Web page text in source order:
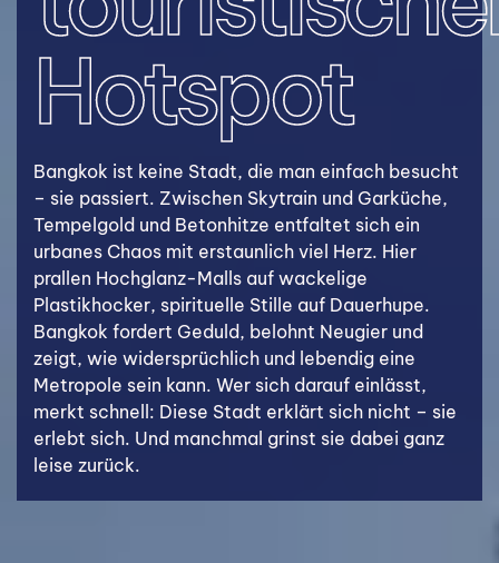
Hotspot
Bangkok ist keine Stadt, die man einfach besucht
– sie passiert. Zwischen Skytrain und Garküche,
Tempelgold und Betonhitze entfaltet sich ein
urbanes Chaos mit erstaunlich viel Herz. Hier
prallen Hochglanz-Malls auf wackelige
Plastikhocker, spirituelle Stille auf Dauerhupe.
Bangkok fordert Geduld, belohnt Neugier und
zeigt, wie widersprüchlich und lebendig eine
Metropole sein kann. Wer sich darauf einlässt,
merkt schnell: Diese Stadt erklärt sich nicht – sie
erlebt sich. Und manchmal grinst sie dabei ganz
leise zurück.